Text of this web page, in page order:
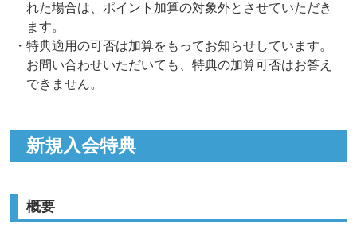
れた場合は、ポイント加算の対象外とさせていただき
ます。
・特典適用の可否は加算をもってお知らせしています。
お問い合わせいただいても、特典の加算可否はお答え
できません。
新規入会特典
概要